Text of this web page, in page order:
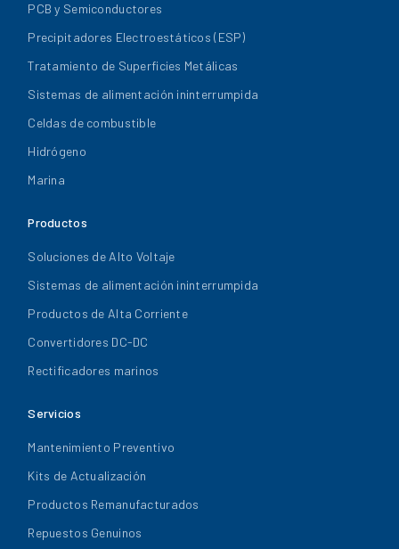
PCB y Semiconductores
Precipitadores Electroestáticos (ESP)
Tratamiento de Superficies Metálicas
Sistemas de alimentación ininterrumpida
Celdas de combustible
Hidrógeno
Marina
Productos
Soluciones de Alto Voltaje
Sistemas de alimentación ininterrumpida
Productos de Alta Corriente
Convertidores DC-DC
Rectificadores marinos
Servicios
Mantenimiento Preventivo
Kits de Actualización
Productos Remanufacturados
Repuestos Genuinos